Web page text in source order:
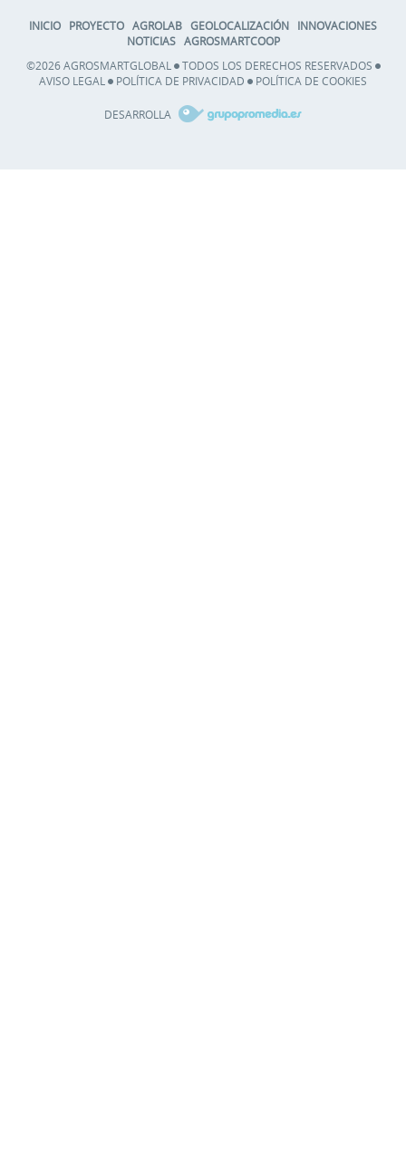
INICIO PROYECTO AGROLAB GEOLOCALIZACIÓN
INNOVACIONES
NOTICIAS AGROSMARTCOOP
©2026 AGROSMARTGLOBAL
TODOS LOS DERECHOS RESERVADOS
AVISO LEGAL
POLÍTICA DE PRIVACIDAD POLÍTICA DE COOKIES
DESARROLLA